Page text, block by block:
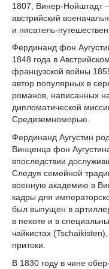
1807, Винер-
австрийский
и писатель-
Фердинанд фон
1848 года в
французской войны
автор популярных в
романов, написанных
дипломатической
Средиземноморью.
Фердинанд Аугустин
Винценца фон
впоследствии
Следуя семейной
военную академию в
кадры для
был выпущен в
в пехоте и в
чайкистах
притоки.
В 1830 году в чине обер-